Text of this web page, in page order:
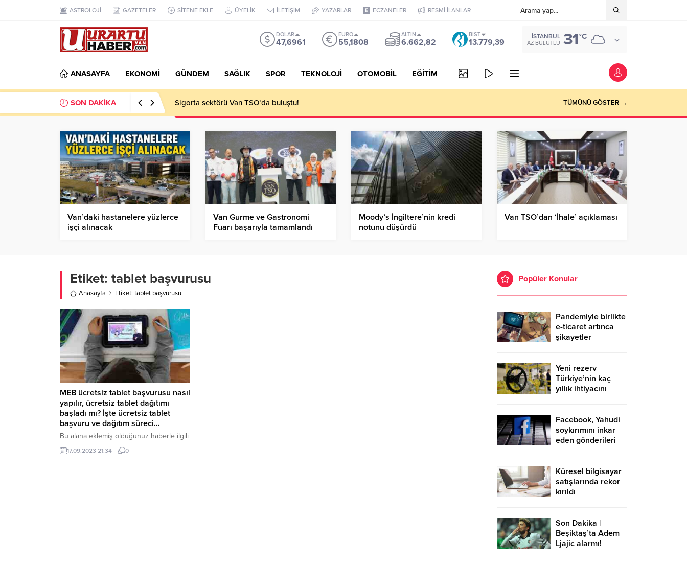
ASTROLOJİ GAZETELER SİTENE EKLE ÜYELİK İLETİŞİM YAZARLAR ECZANELER RESMİ İLANLAR
DOLAR
47,6961
EURO
55,1808
ALTIN
6.662,82
BIST
13.779,39
İSTANBUL
AZ BULUTLU 31°C
ANASAYFA EKONOMİ GÜNDEM SAĞLIK SPOR TEKNOLOJİ OTOMOBİL EĞİTİM
SON DAKİKA Sigorta sektörü Van TSO’da buluştu! TÜMÜNÜ GÖSTER →
Van’daki hastanelere yüzlerce
işçi alınacak
Van Gurme ve Gastronomi
Fuarı başarıyla tamamlandı
Moody’s İngiltere’nin kredi
notunu düşürdü
Van TSO’dan ‘İhale’ açıklaması
Etiket: tablet başvurusu
Anasayfa Etiket: tablet başvurusu
MEB ücretsiz tablet başvurusu nasıl
yapılır, ücretsiz tablet dağıtımı
başladı mı? İşte ücretsiz tablet
başvuru ve dağıtım süreci…
Bu alana eklemiş olduğunuz haberle ilgili
kısa bir özet bilgisi ekleyebilirsiniz. Bu
metin yazı düzenleme sayfasında “Özet”
17.09.2023 21:34 0
Popüler Konular
Pandemiyle birlikte
e-ticaret artınca
şikayetler
Yeni rezerv
Türkiye’nin kaç
yıllık ihtiyacını
Facebook, Yahudi
soykırımını inkar
eden gönderileri
Küresel bilgisayar
satışlarında rekor
kırıldı
Son Dakika |
Beşiktaş’ta Adem
Ljajic alarmı!